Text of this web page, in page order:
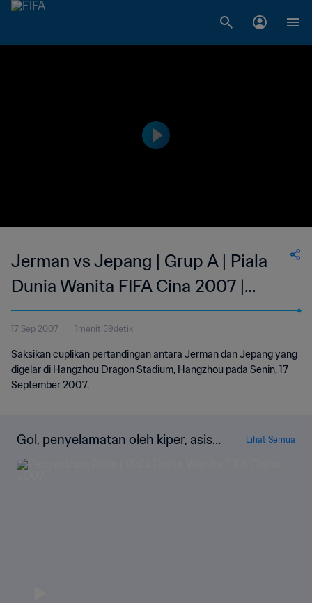
Jerman vs Jepang | Grup A | Piala
Dunia Wanita FIFA Cina 2007 |
Cuplikan Pertandingan
17 Sep 2007 1menit 59detik
Saksikan cuplikan pertandingan antara Jerman dan Jepang yang
digelar di Hangzhou Dragon Stadium, Hangzhou pada Senin, 17
September 2007.
Gol, penyelamatan oleh kiper, asis,
dan lainnya!
Lihat Semua